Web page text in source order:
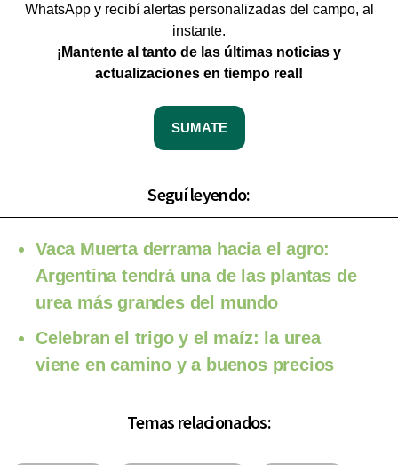
WhatsApp y recibí alertas personalizadas del campo, al
instante.
¡Mantente al tanto de las últimas noticias y
actualizaciones en tiempo real!
SUMATE
Seguí leyendo:
Vaca Muerta derrama hacia el agro:
Argentina tendrá una de las plantas de
urea más grandes del mundo
Celebran el trigo y el maíz: la urea
viene en camino y a buenos precios
Temas relacionados: